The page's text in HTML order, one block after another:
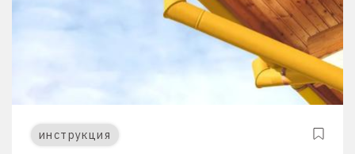
инструкция